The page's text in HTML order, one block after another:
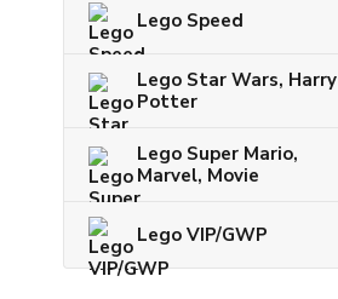
Lego Speed
Lego Star Wars, Harry
Potter
Lego Super Mario,
Marvel, Movie
Lego VIP/GWP